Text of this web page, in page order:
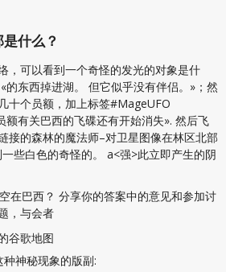
什么？
，可以看到一个奇怪的发光的对象是什
的东西掉进湖。 但它似乎没有伴侣。»；然
十个员额，加上标签#MageUFO
额有关巴西的飞碟还有开始消失». 然后飞
接的森林的魔法师–对卫星图像在林区北部
些白色的奇怪的。 a<强>此立即产生的阴
在巴西？ 分享你的答案中的意见和参加讨
，与会者
谷歌地图
神秘现象的版副: